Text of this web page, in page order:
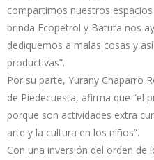
compartimos nuestros
brinda Ecopetrol y Batuta nos
dediquemos a malas cosas y
productivas”.
Por su parte, Yurany Chaparro
de Piedecuesta, afirma que “el
porque son actividades extra
arte y la cultura en los niños”.
Con una inversión del orden de